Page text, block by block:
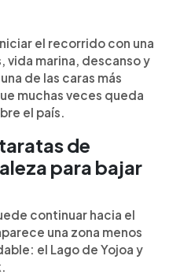
el recorrido con una
marina, descanso y
de las caras más
muchas veces queda
el país.
de
para bajar
continuar hacia el
una zona menos
el Lago de Yojoa y